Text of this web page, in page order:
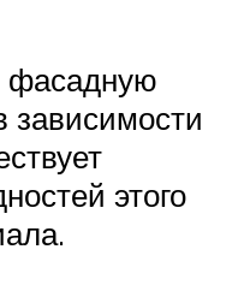
фасадную
зависимости
этого